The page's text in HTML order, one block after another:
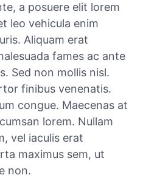
a posuere elit lorem
leo vehicula enim
Aliquam erat
fames ac ante
Sed non mollis nisl.
finibus venenatis.
congue. Maecenas at
lorem. Nullam
vel iaculis erat
maximus sem, ut
non.